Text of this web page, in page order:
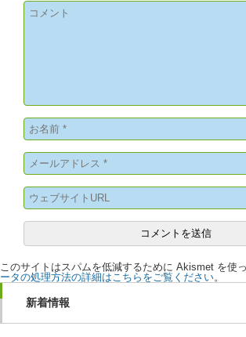
このサイトはスパムを低減するために Akismet を使っ
ータの処理方法の詳細はこちらをご覧ください。
新着情報